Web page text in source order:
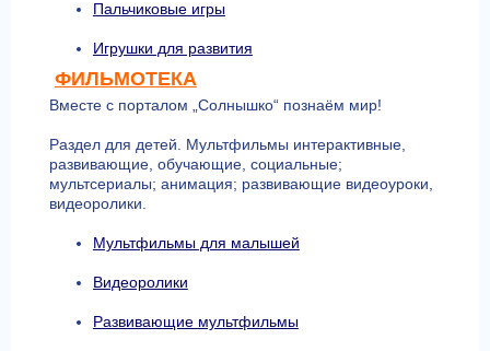
Пальчиковые игры
Игрушки для развития
ФИЛЬМОТЕКА
Вместе с порталом „Солнышко“ познаём мир!
Раздел для детей. Мультфильмы интерактивные,
развивающие, обучающие, социальные;
мультсериалы; анимация; развивающие видеоуроки,
видеоролики.
Мультфильмы для малышей
Видеоролики
Развивающие мультфильмы